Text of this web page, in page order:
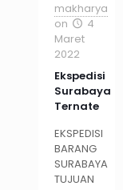
makharya
on
4
Maret
2022
Ekspedisi
Surabaya
Ternate
EKSPEDISI
BARANG
SURABAYA
TUJUAN